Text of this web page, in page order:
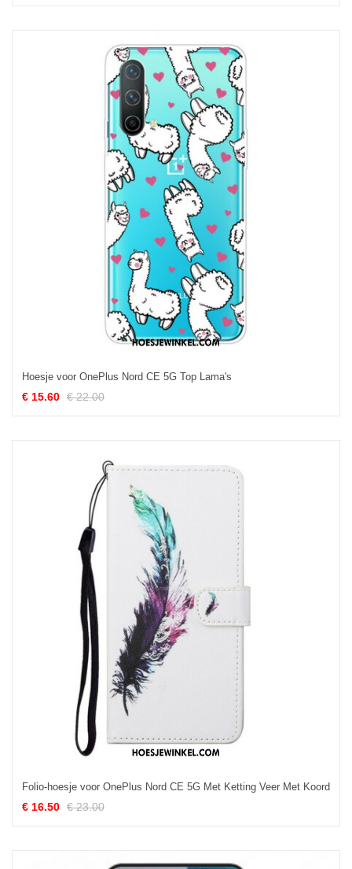
Hoesje voor OnePlus Nord CE 5G Top Lama's
€ 15.60 € 22.00
Folio-hoesje voor OnePlus Nord CE 5G Met Ketting Veer Met Koord
€ 16.50 € 23.00